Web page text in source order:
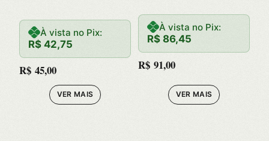
À vista no Pix:
R$ 42,75
R$ 45,00
VER MAIS
À vista no Pix:
R$ 86,45
R$ 91,00
VER MAIS